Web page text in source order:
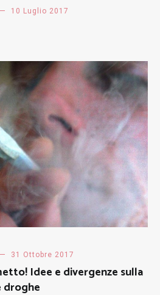
10 Luglio 2017
31 Ottobre 2017
Idee e divergenze sulla
droghe